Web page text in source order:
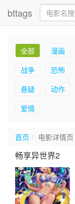
bttags
全部 漫画
战争
恐怖
悬疑
动作
爱情
首页 电影详情页
畅享异世界2